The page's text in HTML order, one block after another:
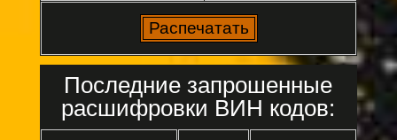
Последние запрошенные
расшифровки ВИН кодов: